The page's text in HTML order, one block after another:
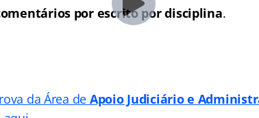
por escrito por disciplina.
da Área de Apoio Judiciário e